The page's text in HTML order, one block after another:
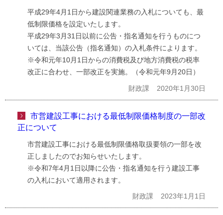
平成29年4月1日から建設関連業務の入札についても、最
低制限価格を設定いたします。
平成29年3月31日以前に公告・指名通知を行うものにつ
いては、当該公告（指名通知）の入札条件によります。
※令和元年10月1日からの消費税及び地方消費税の税率
改正に合わせ、一部改正を実施。（令和元年9月20日）
財政課 2020年1月30日
市営建設工事における最低制限価格制度の一部改
正について
市営建設工事における最低制限価格取扱要領の一部を改
正しましたのでお知らせいたします。
※令和7年4月1日以降に公告・指名通知を行う建設工事
の入札において適用されます。
財政課 2023年1月1日